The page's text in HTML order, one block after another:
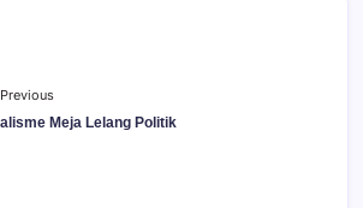
Previous
Meja Lelang Politik